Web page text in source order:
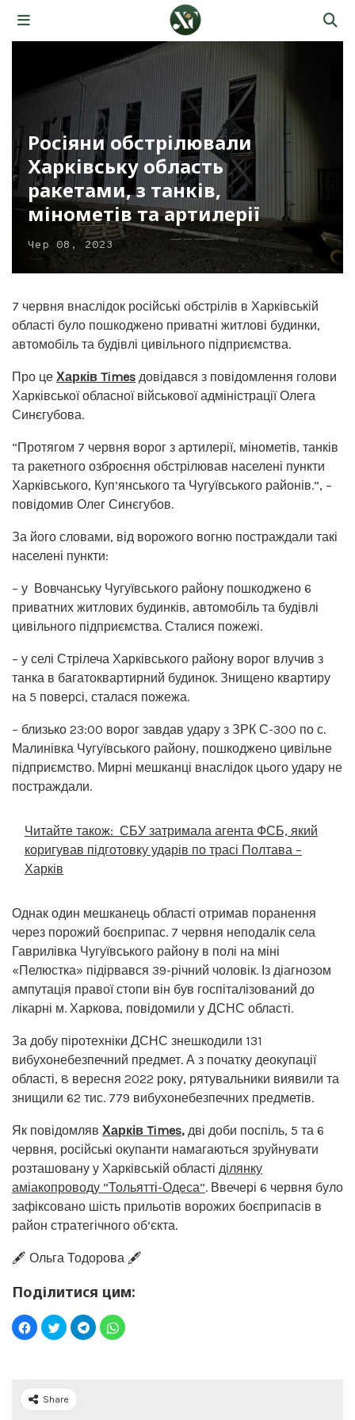
Росіяни обстрілювали
Харківську область
ракетами, з танків,
мінометів та артилерії
Чер 08, 2023
7 червня внаслідок російські обстрілів в Харківській
області було пошкоджено приватні житлові будинки,
автомобіль та будівлі цивільного підприємства.
Про це Харків Times довідався з повідомлення голови
Харківської обласної військової адміністрації Олега
Синєгубова.
“Протягом 7 червня ворог з артилерії, мінометів, танків
та ракетного озброєння обстрілював населені пункти
Харківського, Куп’янського та Чугуївського районів.”, –
повідомив Олег Синєгубов.
За його словами, від ворожого вогню постраждали такі
населені пункти:
– у Вовчанську Чугуївського району пошкоджено 6
приватних житлових будинків, автомобіль та будівлі
цивільного підприємства. Сталися пожежі.
– у селі Стрілеча Харківського району ворог влучив з
танка в багатоквартирний будинок. Знищено квартиру
на 5 поверсі, сталася пожежа.
– близько 23:00 ворог завдав удару з ЗРК С-300 по с.
Малинівка Чугуївського району, пошкоджено цивільне
підприємство. Мирні мешканці внаслідок цього удару не
постраждали.
Читайте також: СБУ затримала агента ФСБ, який
коригував підготовку ударів по трасі Полтава –
Харків
Однак один мешканець області отримав поранення
через порожий боєприпас. 7 червня неподалік села
Гаврилівка Чугуївського району в полі на міні
«Пелюстка» підірвався 39-річний чоловік. Із діагнозом
ампутація правої стопи він був госпіталізований до
лікарні м. Харкова, повідомили у ДСНС області.
За добу піротехніки ДСНС знешкодили 131
вибухонебезпечний предмет. А з початку деокупації
області, 8 вересня 2022 року, рятувальники виявили та
знищили 62 тис. 779 вибухонебезпечних предметів.
Як повідомляв Харків Times, дві доби поспіль, 5 та 6
червня, російські окупанти намагаються зруйнувати
розташовану у Харківській області ділянку
аміакопроводу “Тольятті-Одеса”. Ввечері 6 червня було
зафіксовано шість прильотів ворожих боєприпасів в
район стратегічного об’єкта.
🖋️ Ольга Тодорова 🖋️
Поділитися цим:
Share